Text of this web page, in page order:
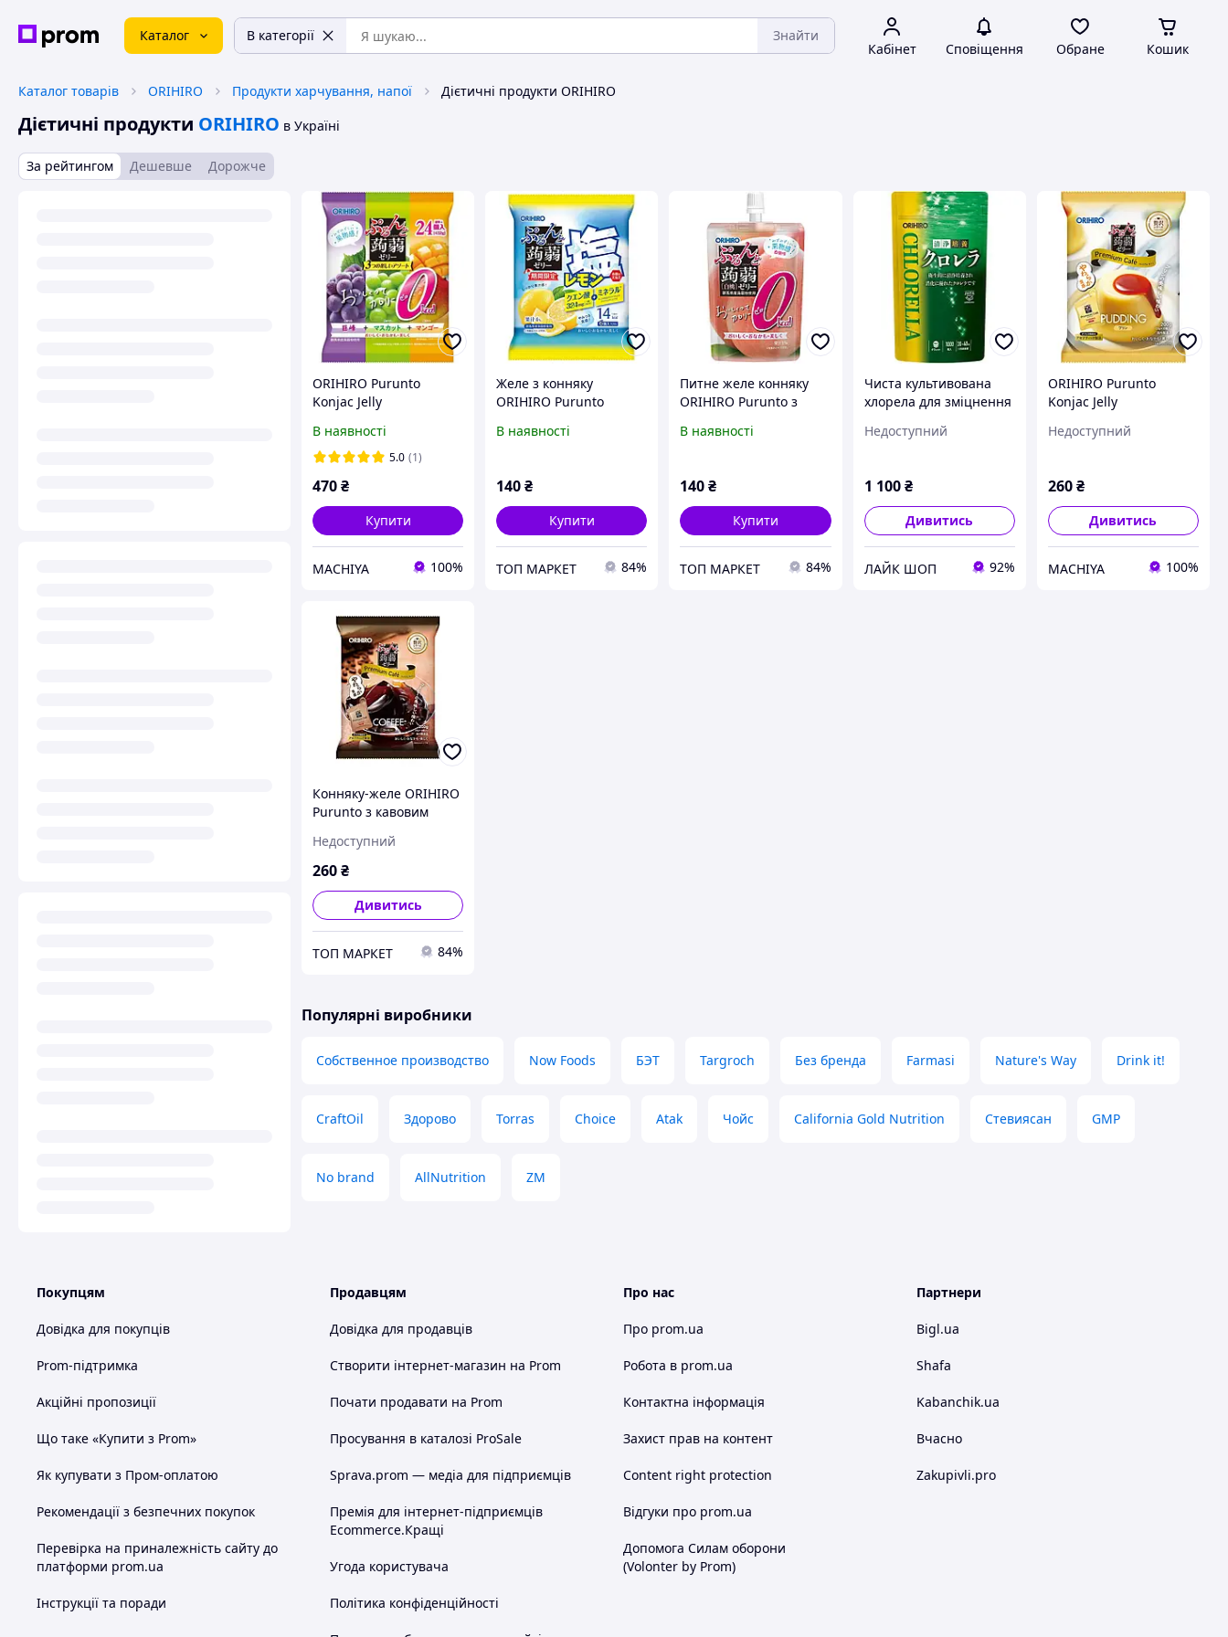
Каталог В категорії Знайти
Кабінет Сповіщення Обране Кошик
Каталог товарів ORIHIRO Продукти харчування, напої Дієтичні продукти ORIHIRO
Дієтичні продукти ORIHIRO в Україні
За рейтингом Дешевше Дорожче
ORIHIRO Purunto
Konjac Jelly
желе (виноград Кьохо,
мускат, манго), 432 г
В наявності
5.0 (1)
470₴
Купити
MACHIYA 100%
Желе з конняку
ORIHIRO Purunto
В наявності
140₴
Купити
ТОП МАРКЕТ 84%
Питне желе конняку
ORIHIRO Purunto з
В наявності
140₴
Купити
ТОП МАРКЕТ 84%
Чиста культивована
хлорела для зміцнення
детоксикації
Недоступний
1 100 ₴
Дивитись
ЛАЙК ШОП 92%
ORIHIRO Purunto
Konjac Jelly
конняку-желе (смак
Недоступний
260₴
Дивитись
MACHIYA 100%
Конняку-желе ORIHIRO
Purunto з кавовим
Недоступний
260₴
Дивитись
ТОП МАРКЕТ 84%
Популярні виробники
Собственное производство Now Foods БЭТ Targroch Без бренда Farmasi Nature's Way Drink it!
CraftOil Здорово Torras Choice Atak Чойс California Gold Nutrition Стевиясан GMP
No brand AllNutrition ZM
Покупцям
Довідка для покупців
Prom-підтримка
Акційні пропозиції
Що таке «Купити з Prom»
Як купувати з Пром-оплатою
Рекомендації з безпечних покупок
Перевірка на приналежність сайту до
платформи prom.ua
Інструкції та поради
Продавцям
Довідка для продавців
Створити інтернет-магазин на Prom
Почати продавати на Prom
Просування в каталозі ProSale
Sprava.prom — медіа для підприємців
Премія для інтернет-підприємців
Ecommerce.Кращі
Угода користувача
Політика конфіденційності
Про нас
Про prom.ua
Робота в prom.ua
Контактна інформація
Захист прав на контент
Content right protection
Відгуки про prom.ua
Допомога Силам оборони
(Volonter by Prom)
Партнери
Bigl.ua
Shafa
Kabanchik.ua
Вчасно
Zakupivli.pro